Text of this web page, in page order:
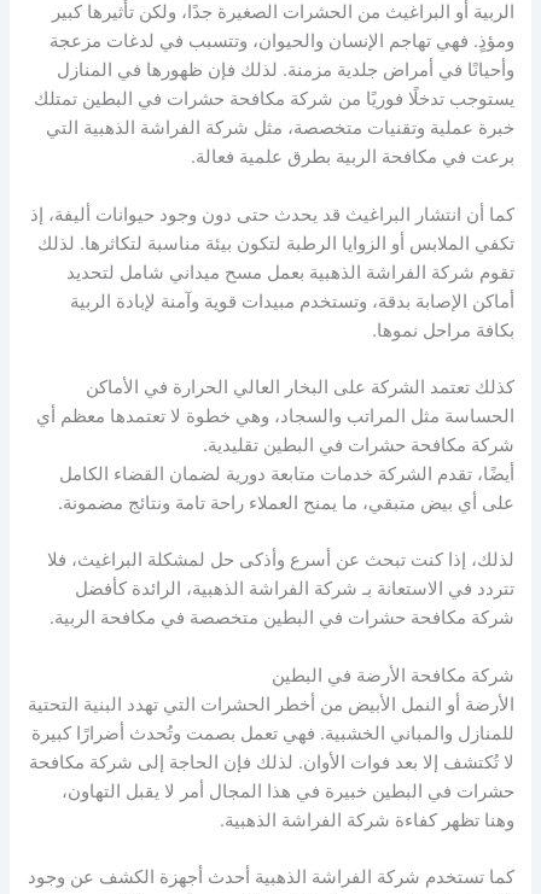
الربية أو البراغيث من الحشرات الصغيرة جدًا، ولكن تأثيرها كبير
ومؤذٍ. فهي تهاجم الإنسان والحيوان، وتتسبب في لدغات مزعجة
وأحيانًا في أمراض جلدية مزمنة. لذلك فإن ظهورها في المنازل
يستوجب تدخلًا فوريًا من شركة مكافحة حشرات في البطين تمتلك
خبرة عملية وتقنيات متخصصة، مثل شركة الفراشة الذهبية التي
برعت في مكافحة الربية بطرق علمية فعالة.
كما أن انتشار البراغيث قد يحدث حتى دون وجود حيوانات أليفة، إذ
تكفي الملابس أو الزوايا الرطبة لتكون بيئة مناسبة لتكاثرها. لذلك
تقوم شركة الفراشة الذهبية بعمل مسح ميداني شامل لتحديد
أماكن الإصابة بدقة، وتستخدم مبيدات قوية وآمنة لإبادة الربية
بكافة مراحل نموها.
كذلك تعتمد الشركة على البخار العالي الحرارة في الأماكن
الحساسة مثل المراتب والسجاد، وهي خطوة لا تعتمدها معظم أي
شركة مكافحة حشرات في البطين تقليدية.
أيضًا، تقدم الشركة خدمات متابعة دورية لضمان القضاء الكامل
على أي بيض متبقي، ما يمنح العملاء راحة تامة ونتائج مضمونة.
لذلك، إذا كنت تبحث عن أسرع وأذكى حل لمشكلة البراغيث، فلا
تتردد في الاستعانة بـ شركة الفراشة الذهبية، الرائدة كأفضل
شركة مكافحة حشرات في البطين متخصصة في مكافحة الربية.
شركة مكافحة الأرضة في البطين
الأرضة أو النمل الأبيض من أخطر الحشرات التي تهدد البنية التحتية
للمنازل والمباني الخشبية. فهي تعمل بصمت وتُحدث أضرارًا كبيرة
لا تُكتشف إلا بعد فوات الأوان. لذلك فإن الحاجة إلى شركة مكافحة
حشرات في البطين خبيرة في هذا المجال أمر لا يقبل التهاون،
وهنا تظهر كفاءة شركة الفراشة الذهبية.
كما تستخدم شركة الفراشة الذهبية أحدث أجهزة الكشف عن وجود